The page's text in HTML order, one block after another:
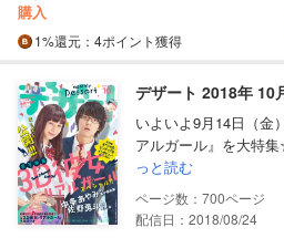
購入
1%還元 ：4ポイント獲得
デザート 2018年 10
いよいよ9月14日（金
アルガール』を大特
っと読む
700
配信日：2018/08/24